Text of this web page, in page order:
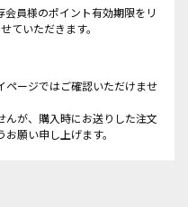
会員様のポイント有効期限をリ
ていただきます。
ページではご確認いただけませ
んが、購入時にお送りした注文
願い申し上げます。